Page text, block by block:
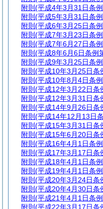
附則 (平成4年3月31日条
附則 (平成5年3月31日条
附則 (平成6年3月25日条
附則 (平成7年3月23日条
附則 (平成7年6月27日条
附則 (平成8年6月6日条例
附則 (平成9年3月25日条
附則 (平成10年3月25日条
附則 (平成10年8月4日条
附則 (平成12年3月22日条
附則 (平成12年3月31日条
附則 (平成14年9月26日条
附則 (平成14年12月13日
附則 (平成15年3月31日条
附則 (平成15年6月20日条
附則 (平成16年4月1日条
附則 (平成17年3月17日条
附則 (平成18年4月1日条
附則 (平成19年4月1日条
附則 (平成20年3月24日条
附則 (平成20年4月30日条
附則 (平成21年4月1日条
附則 (平成22年3月17日条